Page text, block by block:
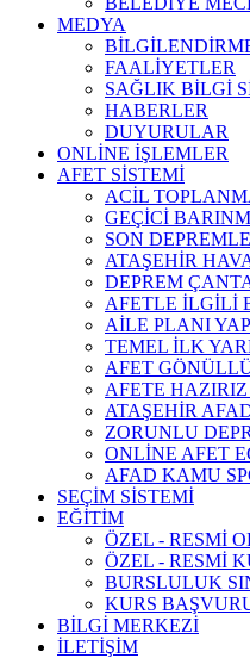
MEDYA
FAALİYETLER
SAĞLIK BİLGİ
HABERLER
DUYURULAR
ONLİNE İŞLEMLER
AFET SİSTEMİ
ACİL
GEÇİCİ
SON
ATAŞEHİR
DEPREM
AFETLE İLGİLİ
AİLE PLANI
TEMEL İLK
AFET
AFETE
ATAŞEHİR
ZORUNLU
ONLİNE AFET
AFAD KAMU
SEÇİM SİSTEMİ
EĞİTİM
ÖZEL - RESMİ
ÖZEL - RESMİ
BURSLULUK
KURS
BİLGİ MERKEZİ
İLETİŞİM